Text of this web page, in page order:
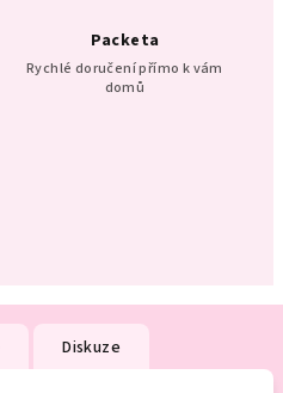
Packeta
Rychlé doručení přímo k vám
domů
Diskuze